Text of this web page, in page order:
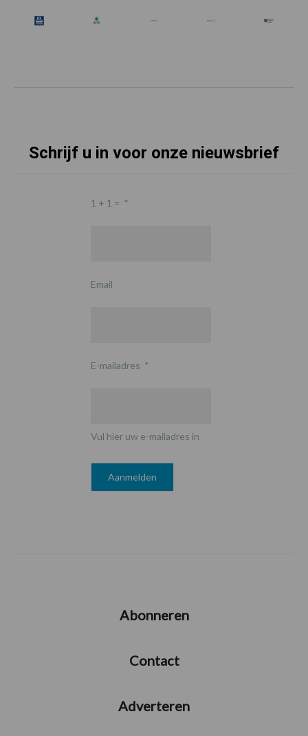
Schrijf u in voor onze nieuwsbrief
1 + 1 = *
Email
E-mailadres *
Vul hier uw e-mailadres in
Abonneren
Contact
Adverteren